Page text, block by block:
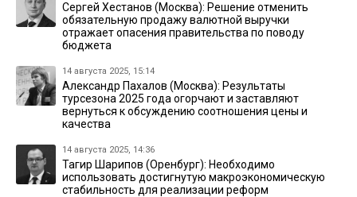
Сергей Хестанов (Москва): Решение отменить
обязательную продажу валютной выручки
отражает опасения правительства по поводу
бюджета
14 августа 2025, 15:14
Александр Пахалов (Москва): Результаты
турсезона 2025 года огорчают и заставляют
вернуться к обсуждению соотношения цены и
качества
14 августа 2025, 14:36
Тагир Шарипов (Оренбург): Необходимо
использовать достигнутую макроэкономическую
стабильность для реализации реформ